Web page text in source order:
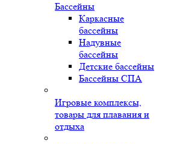
Бассейны
Каркасные
бассейны
Надувные
бассейны
Детские бассейны
Бассейны СПА
Игровые комплексы,
товары для плавания и
отдыха